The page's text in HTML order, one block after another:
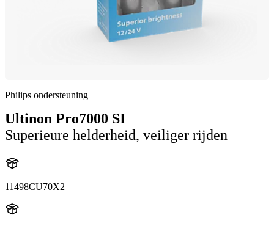
Philips ondersteuning
Ultinon Pro7000 SI
Superieure helderheid, veiliger rijden
11498CU70X2